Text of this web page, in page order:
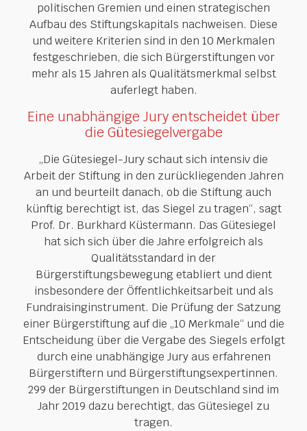
politischen Gremien und einen strategischen
Aufbau des Stiftungskapitals nachweisen. Diese
und weitere Kriterien sind in den 10 Merkmalen
festgeschrieben, die sich Bürgerstiftungen vor
mehr als 15 Jahren als Qualitätsmerkmal selbst
auferlegt haben.
Eine unabhängige Jury entscheidet über
die Gütesiegelvergabe
„Die Gütesiegel-Jury schaut sich intensiv die
Arbeit der Stiftung in den zurückliegenden Jahren
an und beurteilt danach, ob die Stiftung auch
künftig berechtigt ist, das Siegel zu tragen“, sagt
Prof. Dr. Burkhard Küstermann. Das Gütesiegel
hat sich sich über die Jahre erfolgreich als
Qualitätsstandard in der
Bürgerstiftungsbewegung etabliert und dient
insbesondere der Öffentlichkeitsarbeit und als
Fundraisinginstrument. Die Prüfung der Satzung
einer Bürgerstiftung auf die „10 Merkmale“ und die
Entscheidung über die Vergabe des Siegels erfolgt
durch eine unabhängige Jury aus erfahrenen
Bürgerstiftern und Bürgerstiftungsexpertinnen.
299 der Bürgerstiftungen in Deutschland sind im
Jahr 2019 dazu berechtigt, das Gütesiegel zu
tragen.